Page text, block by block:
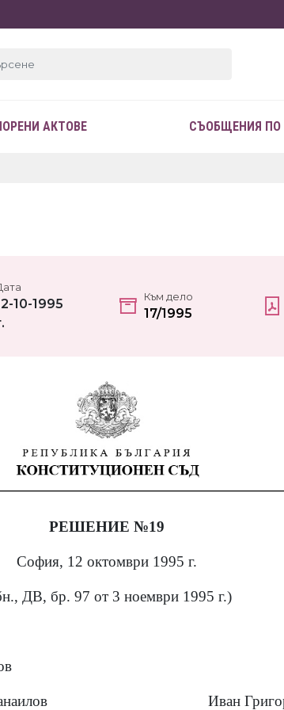
АКТОВЕ СЪОБЩЕНИЯ
10-1995
Към дело
17/1995
РЕШЕНИЕ №19
София, 12 октомври 1995 г.
ДВ, бр. 97 от 3 ноември 1995 г.)
Иван